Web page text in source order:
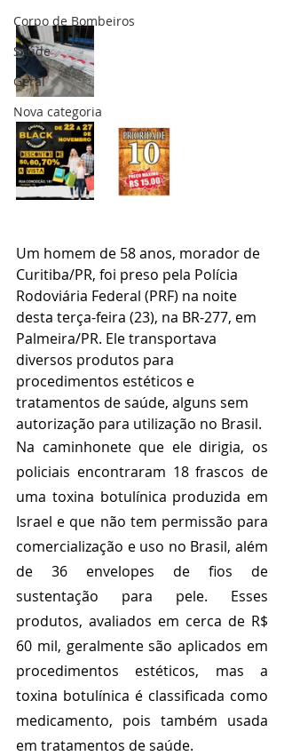
Corpo de Bombeiros
Saúde
Geral
Nova categoria
Um homem de 58 anos, morador de
Curitiba/PR, foi preso pela Polícia
Rodoviária Federal (PRF) na noite
desta terça-feira (23), na BR-277, em
Palmeira/PR. Ele transportava
diversos produtos para
procedimentos estéticos e
tratamentos de saúde, alguns sem
autorização para utilização no Brasil.
Na caminhonete que ele dirigia, os
policiais encontraram 18 frascos de
uma toxina botulínica produzida em
Israel e que não tem permissão para
comercialização e uso no Brasil, além
de 36 envelopes de fios de
sustentação para pele. Esses
produtos, avaliados em cerca de R$
60 mil, geralmente são aplicados em
procedimentos estéticos, mas a
toxina botulínica é classificada como
medicamento, pois também usada
em tratamentos de saúde.